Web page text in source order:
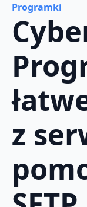
Programki
z